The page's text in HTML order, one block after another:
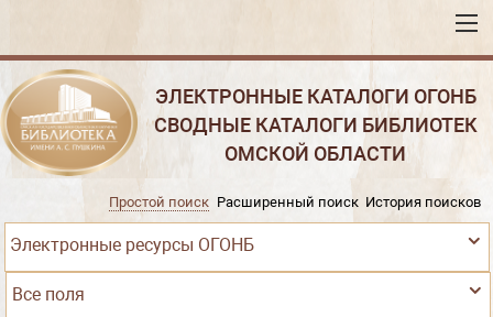
ЭЛЕКТРОННЫЕ КАТАЛОГИ ОГОНБ
СВОДНЫЕ КАТАЛОГИ БИБЛИОТЕК
ОМСКОЙ ОБЛАСТИ
Электронные ресурсы ОГОНБ
Простой поиск Расширенный поиск История поисков
Все поля